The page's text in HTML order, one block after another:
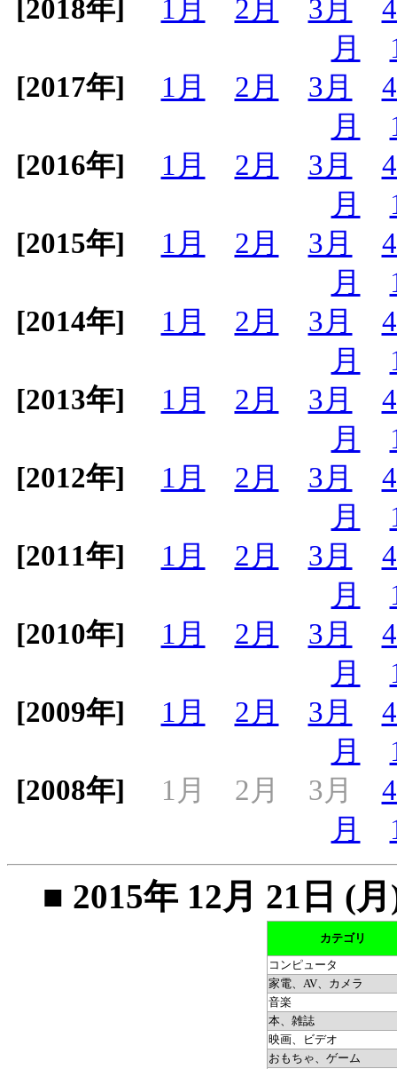
[2018年] 1月 2月 3月
月
[2017年]
1月 2月 3月
月
[2016年]
1月 2月 3月
月
[2015年]
1月 2月 3月
月
[2014年]
1月 2月 3月
月
[2013年]
1月 2月 3月
月
[2012年]
1月 2月 3月
月
[2011年]
1月 2月 3月
月
[2010年]
1月 2月 3月
月
[2009年]
1月 2月 3月
月
[2008年]
1月 2月 3月
月
■ 2015年 12月 21日 (
カテゴリ
コンピュータ
家電、AV、カメラ
音楽
本、雑誌
映画、ビデオ
おもちゃ、ゲーム